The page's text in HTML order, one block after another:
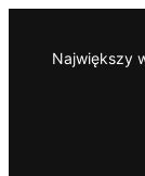
Największy